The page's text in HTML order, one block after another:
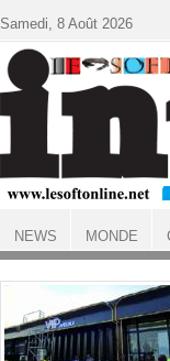
ACCUEIL
Samedi, 8 Août 2026
NEWS MONDE